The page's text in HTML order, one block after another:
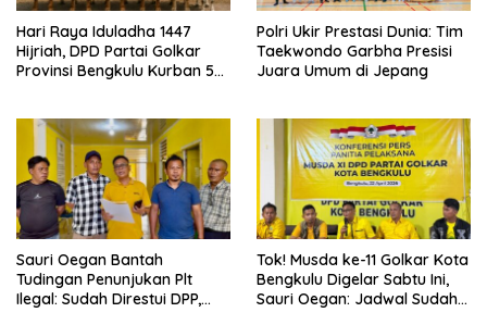
Hari Raya Iduladha 1447
Hijriah, DPD Partai Golkar
Provinsi Bengkulu Kurban 5
Polri Ukir Prestasi Dunia: Tim
Taekwondo Garbha Presisi
Juara Umum di Jepang
Sauri Oegan Bantah
Tudingan Penunjukan Plt
Ilegal: Sudah Direstui DPP,
‎Tok! Musda ke-11 Golkar Kota
Bengkulu Digelar Sabtu Ini,
Sauri Oegan: Jadwal Sudah